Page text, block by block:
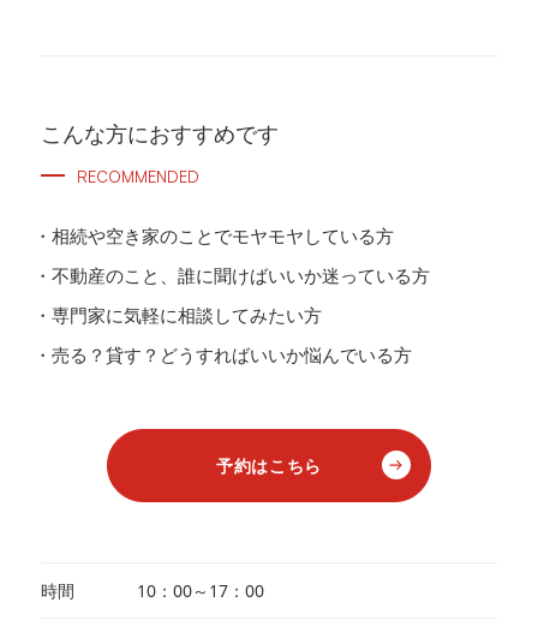
こんな方におすすめです
RECOMMENDED
相続や空き家のことでモヤモヤしている方
不動産のこと、誰に聞けばいいか迷っている方
専門家に気軽に相談してみたい方
売る？貸す？どうすればいいか悩んでいる方
予約はこちら
時間 10：00～17：00